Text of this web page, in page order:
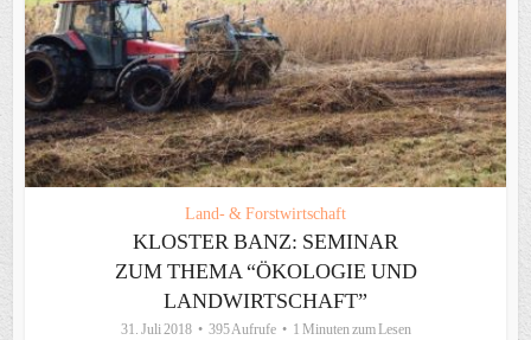
Land- & Forstwirtschaft
KLOSTER BANZ: SEMINAR
ZUM THEMA “ÖKOLOGIE UND
LANDWIRTSCHAFT”
31. Juli 2018 395 Aufrufe 1 Minuten zum Lesen